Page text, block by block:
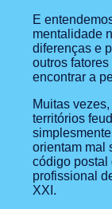
E
mentalidade
diferenças e
outros
encontrar a
Muitas
territórios
orientam mal
código postal
profissional
XXI.